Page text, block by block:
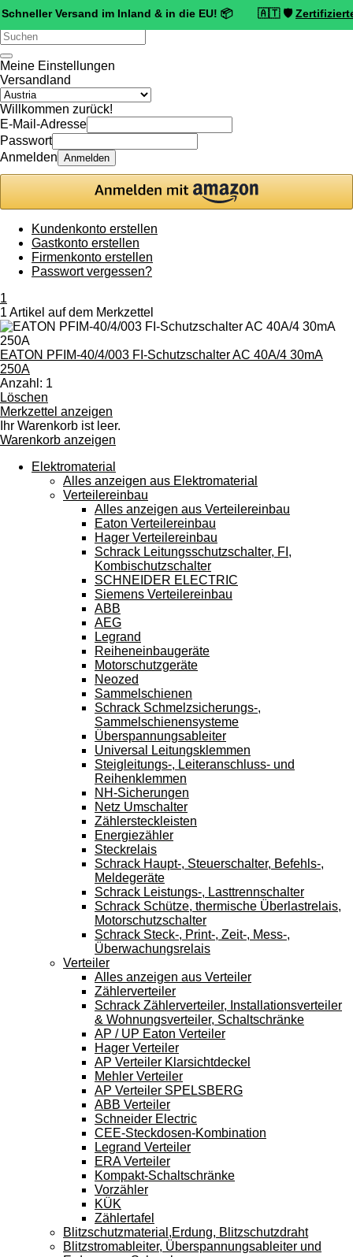
Versand im Inland & in die EU! 📦 🇦🇹 🛡️ Zertifizierter
Verwende
die
oben
und
unten,
um
das
Ergebnis
auszuwählen.
Eingabetaste,
zum
ausgewählten
gelangen.
Benutzer
Touchgeräten
Meine Einstellungen
Versandland
Willkommen zurück!
E-Mail-Adresse
Passwort
Anmelden Anmelden
Kundenkonto erstellen
Gastkonto erstellen
Firmenkonto erstellen
Passwort vergessen?
1
1 Artikel auf dem Merkzettel
EATON PFIM-40/4/003 FI-Schutzschalter AC 40A/4 30mA
250A
Anzahl: 1
Löschen
Merkzettel anzeigen
Ihr Warenkorb ist leer.
Warenkorb anzeigen
Elektromaterial
Alles anzeigen aus Elektromaterial
Verteilereinbau
Alles anzeigen aus Verteilereinbau
Eaton Verteilereinbau
Hager Verteilereinbau
Schrack Leitungsschutzschalter, FI,
Kombischutzschalter
SCHNEIDER ELECTRIC
Siemens Verteilereinbau
ABB
AEG
Legrand
Reiheneinbaugeräte
Motorschutzgeräte
Neozed
Sammelschienen
Schrack Schmelzsicherungs-,
Sammelschienensysteme
Überspannungsableiter
Universal Leitungsklemmen
Steigleitungs-, Leiteranschluss- und
Reihenklemmen
NH-Sicherungen
Netz Umschalter
Zählersteckleisten
Energiezähler
Steckrelais
Schrack Haupt-, Steuerschalter, Befehls-,
Meldegeräte
Schrack Leistungs-, Lasttrennschalter
Schrack Schütze, thermische Überlastrelais,
Motorschutzschalter
Schrack Steck-, Print-, Zeit-, Mess-,
Überwachungsrelais
Verteiler
Alles anzeigen aus Verteiler
Zählerverteiler
Schrack Zählerverteiler, Installationsverteiler
& Wohnungsverteiler, Schaltschränke
AP / UP Eaton Verteiler
Hager Verteiler
AP Verteiler Klarsichtdeckel
Mehler Verteiler
AP Verteiler SPELSBERG
ABB Verteiler
Schneider Electric
CEE-Steckdosen-Kombination
Legrand Verteiler
ERA Verteiler
Kompakt-Schaltschränke
Vorzähler
KÜK
Zählertafel
Blitzschutzmaterial,Erdung, Blitzschutzdraht
Blitzstromableiter, Überspannungsableiter und